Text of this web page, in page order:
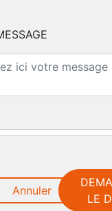
Annuler
LE